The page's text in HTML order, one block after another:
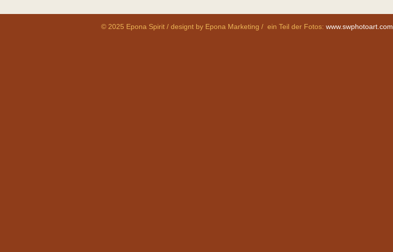
© 2025 Epona Spirit / designt by Epona Marketing / ein Teil der Fotos: www.swphotoart.com